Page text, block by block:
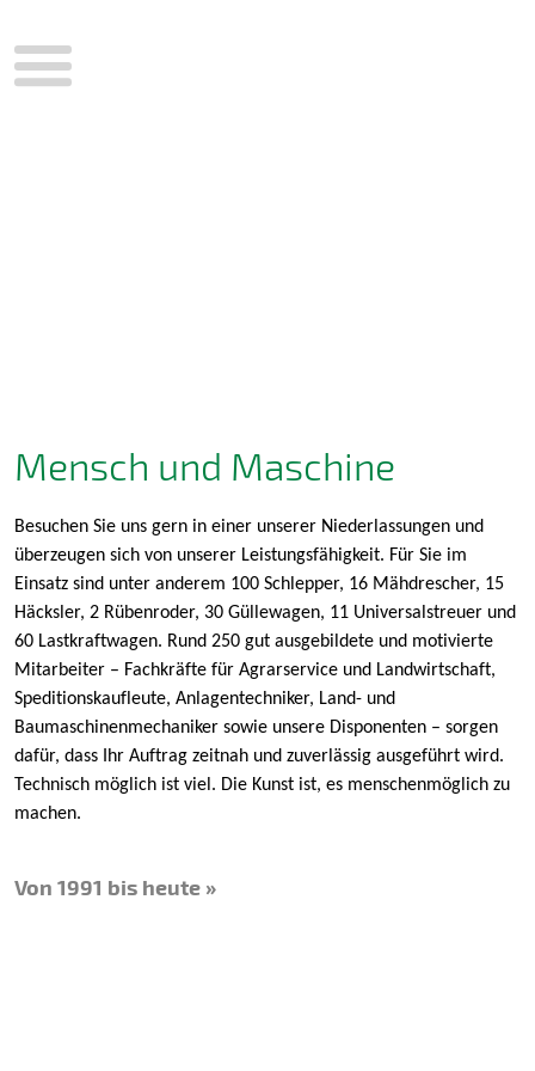
Mensch und Maschine
Besuchen Sie uns gern in einer unserer Niederlassungen und
überzeugen sich von unserer Leistungsfähigkeit. Für Sie im
Einsatz sind unter anderem 100 Schlepper, 16 Mähdrescher, 15
Häcksler, 2 Rübenroder, 30 Güllewagen, 11 Universalstreuer und
60 Lastkraftwagen. Rund 250 gut ausgebildete und motivierte
Mitarbeiter – Fachkräfte für Agrarservice und Landwirtschaft,
Speditionskaufleute, Anlagentechniker, Land- und
Baumaschinenmechaniker sowie unsere Disponenten – sorgen
dafür, dass Ihr Auftrag zeitnah und zuverlässig ausgeführt wird.
Technisch möglich ist viel. Die Kunst ist, es menschenmöglich zu
machen.
Von 1991 bis heute